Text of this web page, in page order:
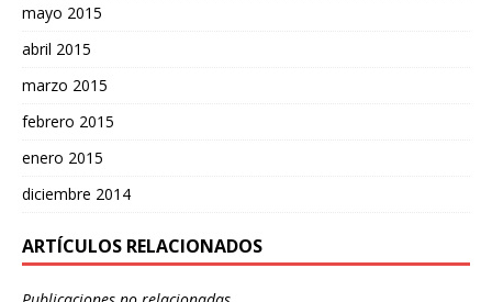
mayo 2015
abril 2015
marzo 2015
febrero 2015
enero 2015
diciembre 2014
ARTÍCULOS RELACIONADOS